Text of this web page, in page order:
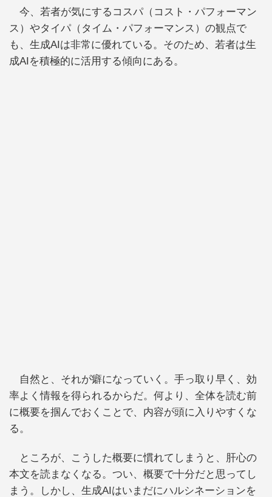
今、若者が気にするコスパ（コスト・パフォーマン
ス）やタイパ（タイム・パフォーマンス）の観点で
も、生成AIは非常に優れている。そのため、若者は生
成AIを積極的に活用する傾向にある。
自然と、それが癖になっていく。手っ取り早く、効
率よく情報を得られるからだ。何より、全体を読む前
に概要を掴んでおくことで、内容が頭に入りやすくな
る。
ところが、こうした概要に慣れてしまうと、肝心の
本文を読まなくなる。つい、概要で十分だと思ってし
まう。しかし、生成AIはいまだにハルシネーションを